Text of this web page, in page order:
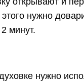
нужно
минут.
нужно